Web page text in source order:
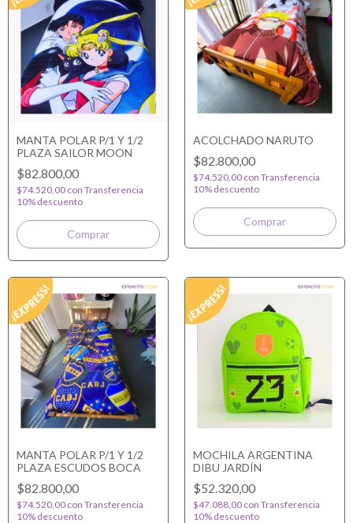
MANTA POLAR P/1 Y 1/2
PLAZA SAILOR MOON
$82.800,00
$74.520,00 con Transferencia
10% descuento
ACOLCHADO NARUTO
$82.800,00
$74.520,00 con Transferencia
10% descuento
MANTA POLAR P/1 Y 1/2
PLAZA ESCUDOS BOCA
$82.800,00
$74.520,00 con Transferencia
10% descuento
MOCHILA ARGENTINA
DIBU JARDÍN
$52.320,00
$47.088,00 con Transferencia
10% descuento